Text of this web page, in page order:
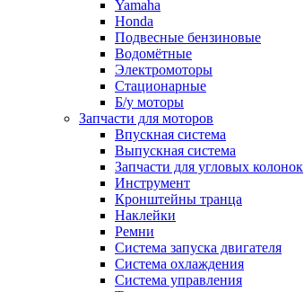
Yamaha
Honda
Подвесные бензиновые
Водомётные
Электромоторы
Стационарные
Б/у моторы
Запчасти для моторов
Впускная система
Выпускная система
Запчасти для угловых колонок
Инструмент
Кронштейны транца
Наклейки
Ремни
Система запуска двигателя
Система охлаждения
Система управления